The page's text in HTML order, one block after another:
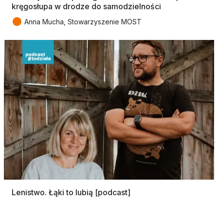
kręgosłupa w drodze do samodzielności
● Anna Mucha, Stowarzyszenie MOST
Lenistwo. Łąki to lubią [podcast]